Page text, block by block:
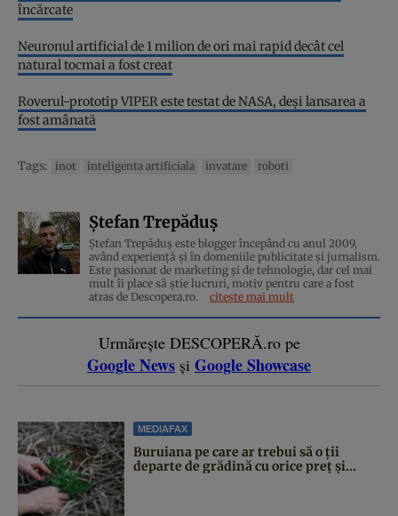
încărcate
Neuronul artificial de 1 milion de ori mai rapid decât cel
natural tocmai a fost creat
Roverul-prototip VIPER este testat de NASA, deși lansarea a
fost amânată
Tags: inot inteligenta artificiala invatare roboti
Ștefan Trepăduș
Ștefan Trepăduș este blogger începând cu anul 2009,
având experiență și în domeniile publicitate și jurnalism.
Este pasionat de marketing și de tehnologie, dar cel mai
mult îi place să știe lucruri, motiv pentru care a fost
atras de Descopera.ro.
citește mai mult
Urmărește DESCOPERĂ.ro pe
Google News și Google Showcase
MEDIAFAX
Buruiana pe care ar trebui să o ții
departe de grădină cu orice preț și...